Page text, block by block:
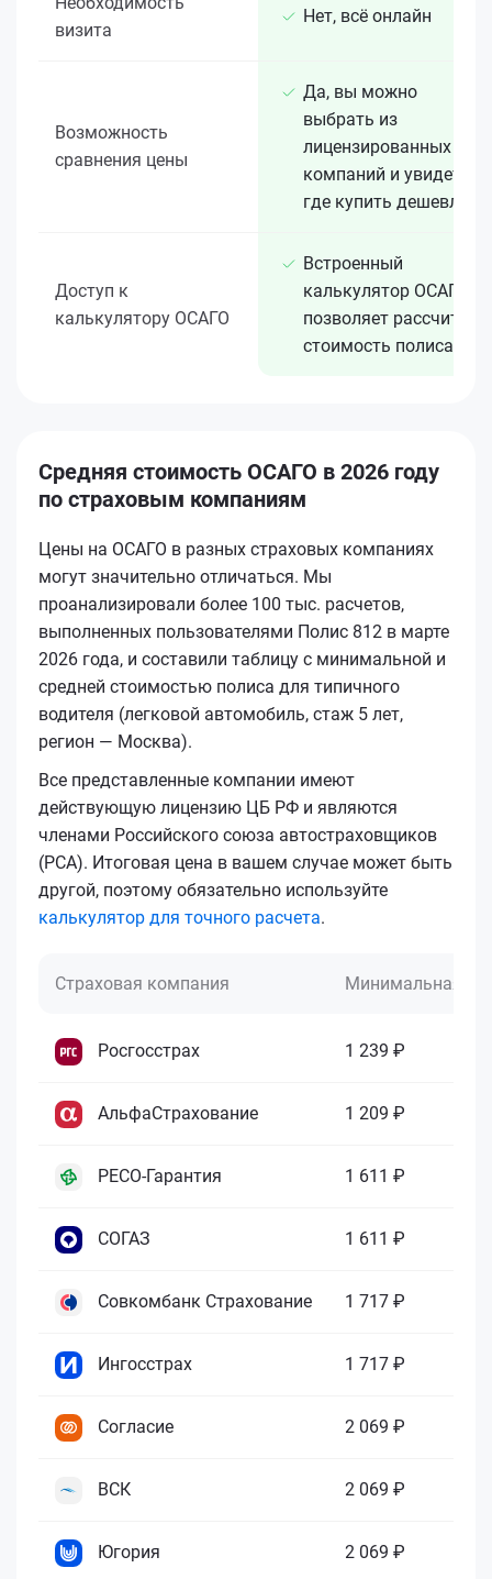
визита
Нет, всё онлайн
Возможность
сравнения цены
Да, вы можно
выбрать из
лицензированных 15+
компаний и увидеть,
где купить дешевле
Доступ к
калькулятору ОСАГО
Встроенный
калькулятор ОСАГО
позволяет рассчитать
стоимость полиса
Средняя стоимость ОСАГО в 2026 году
по страховым компаниям
Цены на ОСАГО в разных страховых компаниях
могут значительно отличаться. Мы
проанализировали более 100 тыс. расчетов,
выполненных пользователями Полис 812 в марте
2026 года, и составили таблицу с минимальной и
средней стоимостью полиса для типичного
водителя (легковой автомобиль, стаж 5 лет,
регион — Москва).
Все представленные компании имеют
действующую лицензию ЦБ РФ и являются
членами Российского союза автостраховщиков
(РСА). Итоговая цена в вашем случае может быть
другой, поэтому обязательно используйте
калькулятор для точного расчета.
Страховая компания Минимальная
Росгосстрах 1 239 ₽
АльфаСтрахование 1 209 ₽
РЕСО-Гарантия 1 611 ₽
СОГАЗ 1 611 ₽
Совкомбанк Страхование 1 717 ₽
Ингосстрах 1 717 ₽
Согласие 2 069 ₽
ВСК 2 069 ₽
Югория 2 069 ₽